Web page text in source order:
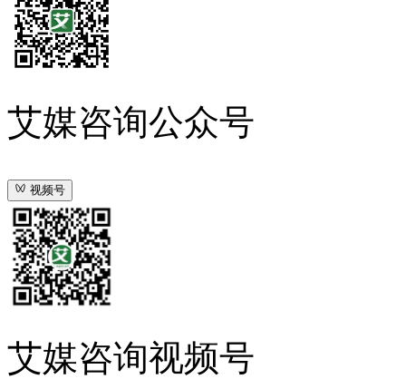
艾媒咨询公众号
视频号
艾媒咨询视频号